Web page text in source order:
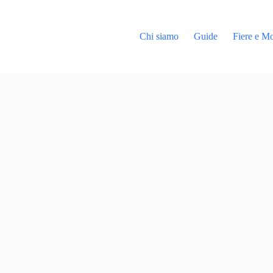
Chi siamo
Guide Fiere e